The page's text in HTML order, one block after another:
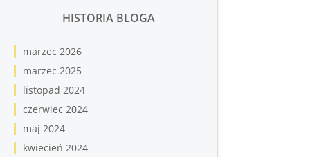
HISTORIA BLOGA
marzec 2026
marzec 2025
listopad 2024
czerwiec 2024
maj 2024
kwiecień 2024